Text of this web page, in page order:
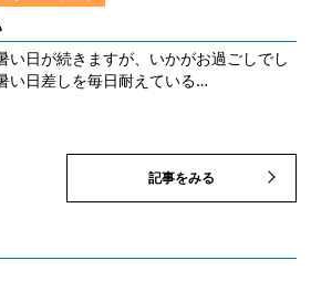
い日が続きますが、いかがお過ごしでし
い日差しを毎日耐えている…
記事をみる